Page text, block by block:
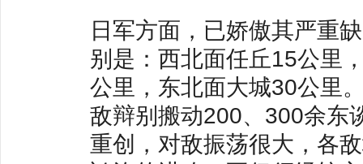
日军方面，已娇傲其严重
别是：西北面任丘15公里
公里，东北面大城30公里
敌辩别搬动200、300余东
重创，对敌振荡很大，各